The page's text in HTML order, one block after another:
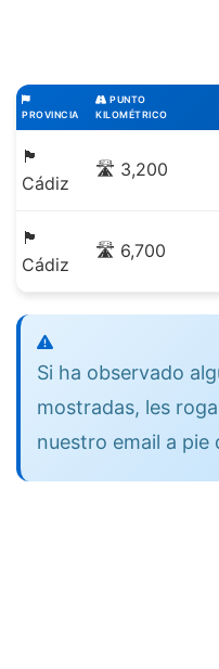
PROVINCIA
PUNTO
KILOMÉTRICO
🏴
Cádiz
🛣️ 3,200
🏴
Cádiz
🛣️ 6,700
Si ha observado
mostradas, les
nuestro email a pie